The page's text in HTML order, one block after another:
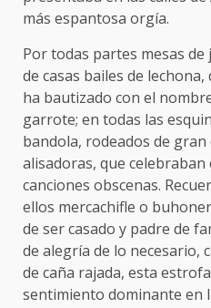
más espantosa orgía.
Por todas partes mesas
de casas bailes de
ha bautizado con el
garrote; en todas las
bandola, rodeados de
alisadoras, que
canciones obscenas.
ellos mercachifle o
de ser casado y padre de
de alegría de lo necesario,
de caña rajada, esta
sentimiento dominante en